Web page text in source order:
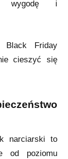
wygodę i
Black Friday
cieszyć się
narciarski to
od poziomu